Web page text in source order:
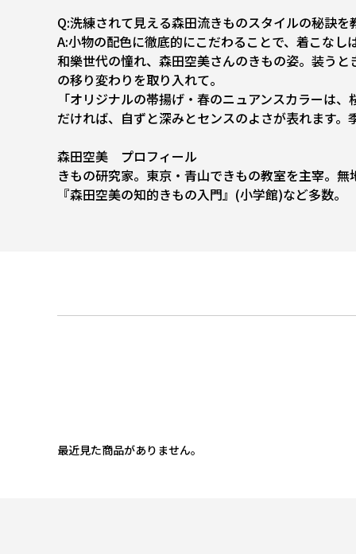
Q:洗練されて見える森田流きものスタイルの秘訣を
A:小物の配色に徹底的にこだわることで、着こなし
和樂世代の憧れ、森田空美さんのきもの姿。装う
の移り変わりを取り入れて。
「オリジナルの帯揚げ・春のニュアンスカラーは
だければ、自ずと深みとセンスのよさが表れます
森田空美 プロフィール
きもの研究家。東京・青山できもの教室を主宰。
『森田空美の知的きもの入門』(小学館)など多数。
最近見た商品がありません。